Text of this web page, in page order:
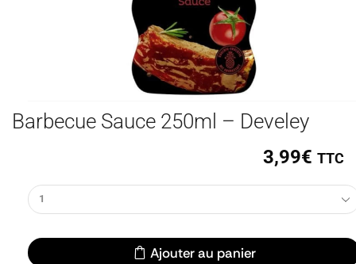
Barbecue Sauce 250ml – Develey
3,99€ TTC
Ajouter au panier